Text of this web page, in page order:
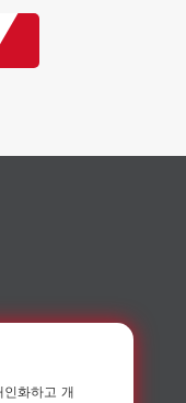
Longgang
화하고 개